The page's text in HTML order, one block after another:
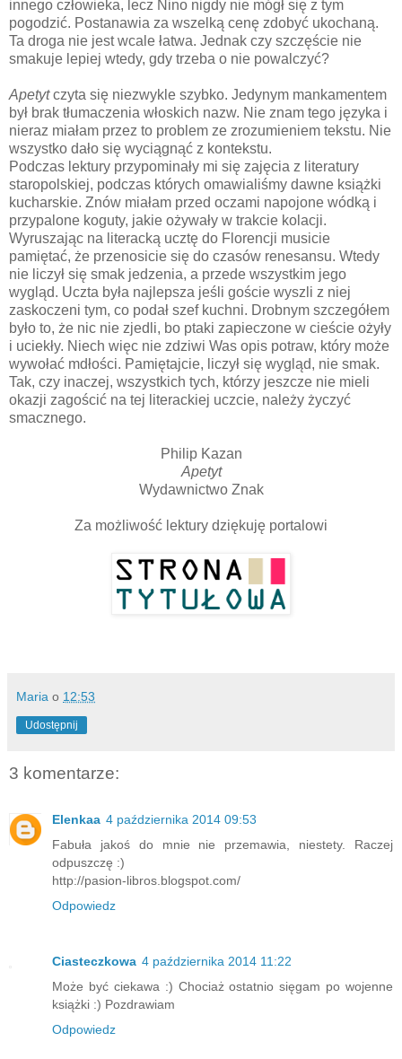
innego człowieka, lecz Nino nigdy nie mógł się z tym
pogodzić. Postanawia za wszelką cenę zdobyć ukochaną.
Ta droga nie jest wcale łatwa. Jednak czy szczęście nie
smakuje lepiej wtedy, gdy trzeba o nie powalczyć?
Apetytczyta się niezwykle szybko. Jedynym mankamentem
był brak tłumaczenia włoskich nazw. Nie znam tego języka i
nieraz miałam przez to problem ze zrozumieniem tekstu. Nie
wszystko dało się wyciągnąć z kontekstu.
Podczas lektury przypominały mi się zajęcia z literatury
staropolskiej, podczas których omawialiśmy dawne książki
kucharskie. Znów miałam przed oczami napojone wódką i
przypalone koguty, jakie ożywały w trakcie kolacji.
Wyruszając na literacką ucztę do Florencji musicie
pamiętać, że przenosicie się do czasów renesansu. Wtedy
nie liczył się smak jedzenia, a przede wszystkim jego
wygląd. Uczta była najlepsza jeśli goście wyszli z niej
zaskoczeni tym, co podał szef kuchni. Drobnym szczegółem
było to, że nic nie zjedli, bo ptaki zapieczone w cieście ożyły
i uciekły. Niech więc nie zdziwi Was opis potraw, który może
wywołać mdłości. Pamiętajcie, liczył się wygląd, nie smak.
Tak, czy inaczej, wszystkich tych, którzy jeszcze nie mieli
okazji zagościć na tej literackiej uczcie, należy życzyć
smacznego.
Philip Kazan
Apetyt
Wydawnictwo Znak
Za możliwość lektury dziękuję portalowi
Maria o 12:53
Udostępnij
3 komentarze:
Elenkaa 4 października 2014 09:53
Fabuła jakoś do mnie nie przemawia, niestety. Raczej
odpuszczę :)
http://pasion-libros.blogspot.com/
Odpowiedz
Ciasteczkowa 4 października 2014 11:22
Może być ciekawa :) Chociaż ostatnio sięgam po wojenne
książki :) Pozdrawiam
Odpowiedz